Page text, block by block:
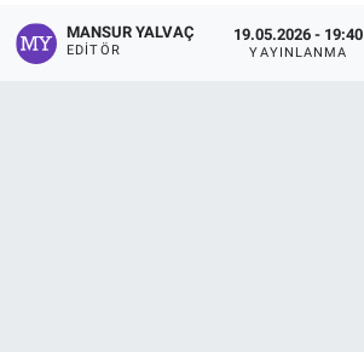
MANSUR YALVAÇ
EDITÖR
19.05.2026 - 19:40
YAYINLANMA